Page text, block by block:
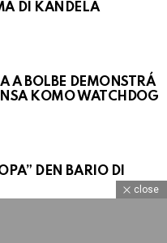
DI KANDELA
A BOLBE DEMONSTRÁ
KOMO WATCHDOG
DEN BARIO DI
close